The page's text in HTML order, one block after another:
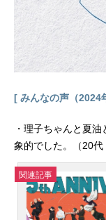
[ みんなの声（2024
・理子ちゃんと夏
象的でした。（20代
関連記事